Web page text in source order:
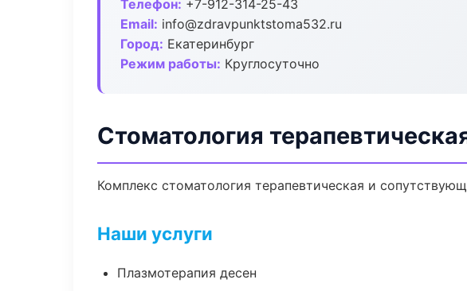
Телефон: +7-912-314-25-43
Email: info@zdravpunktstoma532.ru
Город: Екатеринбург
Режим работы: Круглосуточно
Стоматология
Комплекс стоматология терапевтическая и
Наши услуги
Плазмотерапия десен